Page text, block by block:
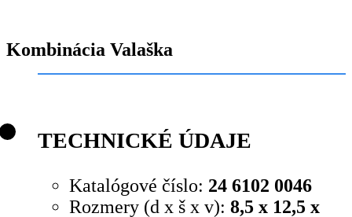
Kombinácia Valaška
TECHNICKÉ ÚDAJE
Katalógové číslo: 24 6102 0046
Rozmery (d x š x v): 8,5 x 12,5 x